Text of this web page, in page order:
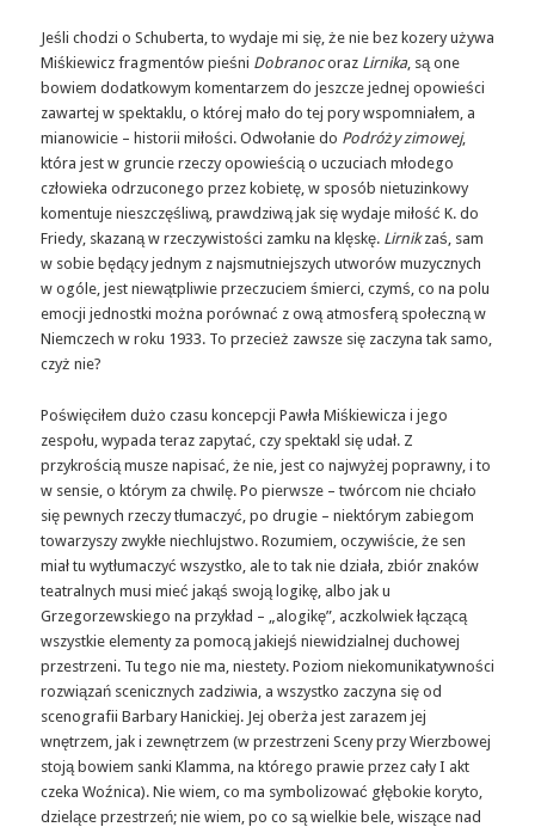
Jeśli chodzi o Schuberta, to wydaje mi się, że nie bez kozery używa
Miśkiewicz fragmentów pieśni Dobranocoraz Lirnika, są one
bowiem dodatkowym komentarzem do jeszcze jednej opowieści
zawartej w spektaklu, o której mało do tej pory wspomniałem, a
mianowicie – historii miłości. Odwołanie do Podróży zimowej,
która jest w gruncie rzeczy opowieścią o uczuciach młodego
człowieka odrzuconego przez kobietę, w sposób nietuzinkowy
komentuje nieszczęśliwą, prawdziwą jak się wydaje miłość K. do
Friedy, skazaną w rzeczywistości zamku na klęskę. Lirnikzaś, sam
w sobie będący jednym z najsmutniejszych utworów muzycznych
w ogóle, jest niewątpliwie przeczuciem śmierci, czymś, co na polu
emocji jednostki można porównać z ową atmosferą społeczną w
Niemczech w roku 1933. To przecież zawsze się zaczyna tak samo,
czyż nie?
Poświęciłem dużo czasu koncepcji Pawła Miśkiewicza i jego
zespołu, wypada teraz zapytać, czy spektakl się udał. Z
przykrością musze napisać, że nie, jest co najwyżej poprawny, i to
w sensie, o którym za chwilę. Po pierwsze – twórcom nie chciało
się pewnych rzeczy tłumaczyć, po drugie – niektórym zabiegom
towarzyszy zwykłe niechlujstwo. Rozumiem, oczywiście, że sen
miał tu wytłumaczyć wszystko, ale to tak nie działa, zbiór znaków
teatralnych musi mieć jakąś swoją logikę, albo jak u
Grzegorzewskiego na przykład – „alogikę”, aczkolwiek łączącą
wszystkie elementy za pomocą jakiejś niewidzialnej duchowej
przestrzeni. Tu tego nie ma, niestety. Poziom niekomunikatywności
rozwiązań scenicznych zadziwia, a wszystko zaczyna się od
scenografii Barbary Hanickiej. Jej oberża jest zarazem jej
wnętrzem, jak i zewnętrzem (w przestrzeni Sceny przy Wierzbowej
stoją bowiem sanki Klamma, na którego prawie przez cały I akt
czeka Woźnica). Nie wiem, co ma symbolizować głębokie koryto,
dzielące przestrzeń; nie wiem, po co są wielkie bele, wiszące nad